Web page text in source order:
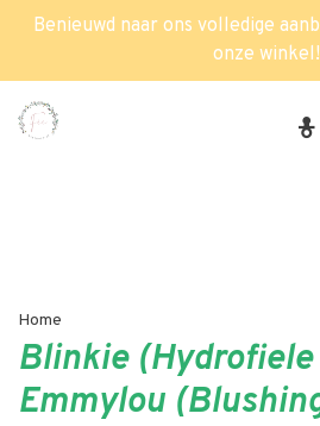
Benieuwd naar ons volledige
onze winkel!
Home
Blinkie
Emmylou